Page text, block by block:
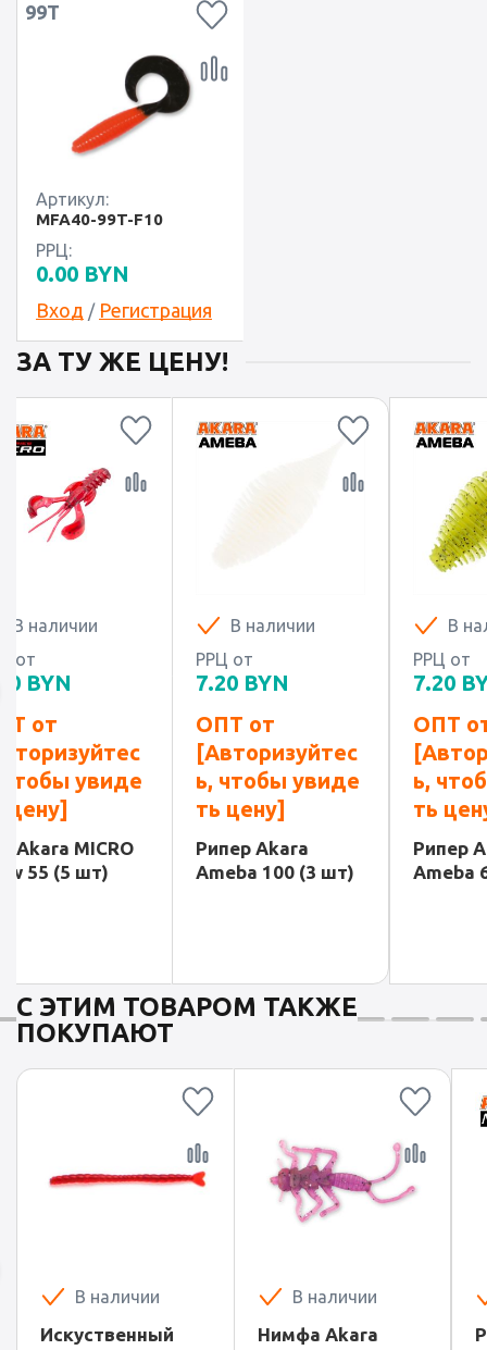
99T
Артикул:
MFA40-99T-F10
РРЦ:
0.00 BYN
Вход / Регистрация
ЗА ТУ ЖЕ ЦЕНУ!
7.20
[Авторизуйтес
ь, чтобы увиде
Рипер Akara
Ameba 100 (3 шт)
7.20
[Авторизуйтес
ь, чтобы увиде
Рипер Akara
Ameba 65 (4 шт)
С ЭТИМ ТОВАРОМ ТАКЖЕ
ПОКУПАЮТ
В наличии
Искуственный
В наличии
Нимфа Akara